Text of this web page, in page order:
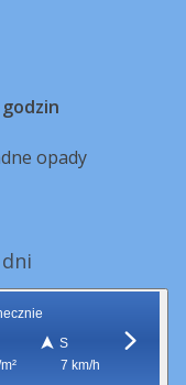
opady
S
7 km/h